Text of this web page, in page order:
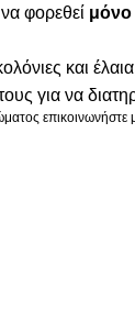
φορεθεί μόνο
και
για να
επικοινωνήστε